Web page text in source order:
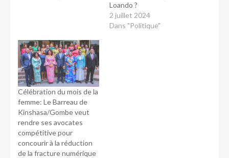
Loando ?
2 juillet 2024
Dans "Politique"
Célébration du mois de la
femme: Le Barreau de
Kinshasa/Gombe veut
rendre ses avocates
compétitive pour
concourir à la réduction
de la fracture numérique